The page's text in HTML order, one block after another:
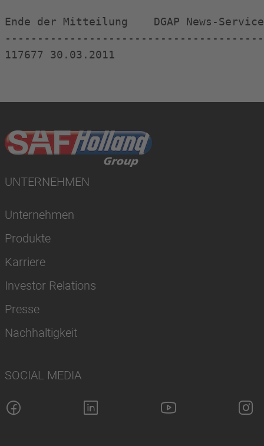
Ende der Mitteilung    DGAP News-
UNTERNEHMEN
Unternehmen
Produkte
Karriere
Investor Relations
Presse
Nachhaltigkeit
SOCIAL MEDIA